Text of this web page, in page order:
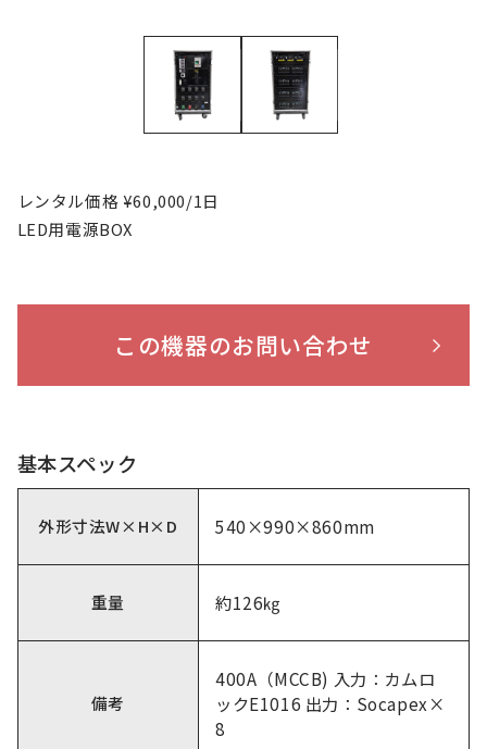
レンタル価格 ¥60,000/1日
LED用電源BOX
この機器のお問い合わせ
基本スペック
外形寸法W×H×D 540×990×860mm
重量 約126㎏
備考
400A（MCCB) 入力：カムロ
ックE1016 出力：Socapex×
8